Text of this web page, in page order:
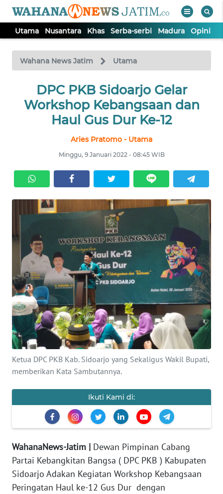
Utama Nusantara Khas Serba-serbi Madura Opini
Wahana News Jatim Utama
DPC PKB Sidoarjo Gelar
Workshop Kebangsaan dan
Haul Gus Dur Ke-12
Aries Pratomo - Utama
Minggu, 9 Januari 2022 - 08:45 WIB
Ketua DPC PKB Kab. Sidoarjo yang Sekaligus Wakil Bupati,
memberikan Kata Sambutannya.
Ikuti Kami di:
WahanaNews-Jatim | Dewan Pimpinan Cabang
Partai Kebangkitan Bangsa ( DPC PKB ) Kabupaten
Sidoarjo Adakan Kegiatan Workshop Kebangsaan
Peringatan Haul ke-12 Gus Dur dengan
TV
Tutup
UTAMA
NUSANTARA
SERBA-
SERBI
MADURA
OPINI
SURABAYA
Informasi
INDEKS
BERITA
KAMI
INFO
TENTANG
PEDOMAN
MEDIA
SIBER